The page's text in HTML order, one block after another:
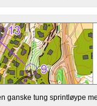
ganske tung sprintløype